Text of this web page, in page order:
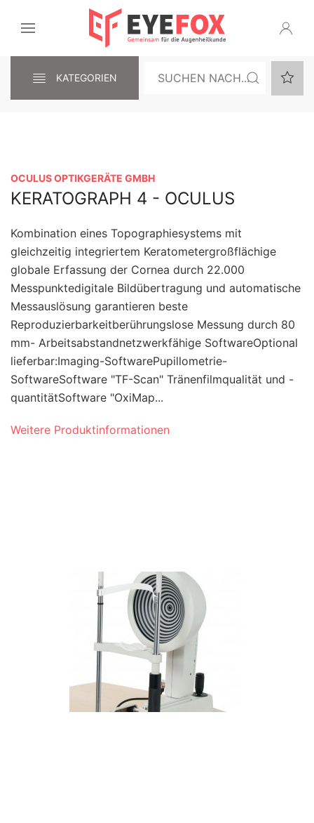
KATEGORIEN
OCULUS OPTIKGERÄTE GMBH
KERATOGRAPH 4 - OCULUS
Kombination eines Topographiesystems mit
gleichzeitig integriertem Keratometergroßflächige
globale Erfassung der Cornea durch 22.000
Messpunktedigitale Bildübertragung und automatische
Messauslösung garantieren beste
Reproduzierbarkeitberührungslose Messung durch 80
mm- Arbeitsabstandnetzwerkfähige SoftwareOptional
lieferbar:Imaging-SoftwarePupillometrie-
SoftwareSoftware "TF-Scan" Tränenfilmqualität und -
quantitätSoftware "OxiMap...
Weitere Produktinformationen